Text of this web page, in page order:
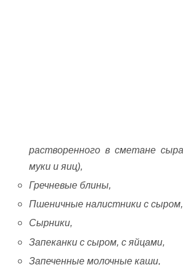
растворенного в сметане
муки и яиц),
Гречневые блины,
Пшеничные налистники с сыром,
Сырники,
Запеканки с сыром, с яйцами,
Запеченные молочные каши,